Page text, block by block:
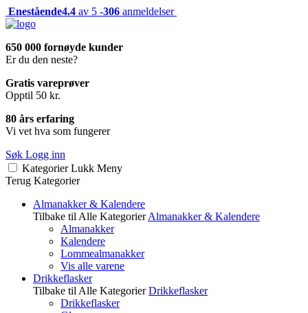
Enestående4.4 av 5 -306 anmeldelser
650 000 fornøyde kunder
Er du den neste?
Gratis vareprøver
Opptil 50 kr.
80 års erfaring
Vi vet hva som fungerer
Søk Logg inn
Kategorier Lukk Meny
Terug Kategorier
Almanakker & Kalendere
Tilbake til Alle Kategorier Almanakker & Kalendere
Almanakker
Kalendere
Lommealmanakker
Vis alle varene
Drikkeflasker
Tilbake til Alle Kategorier Drikkeflasker
Drikkeflasker